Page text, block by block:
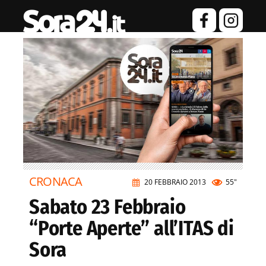
20 FEBBRAIO 2013 55"
CRONACA
Sabato 23 Febbraio
“Porte Aperte” all’ITAS di
Sora